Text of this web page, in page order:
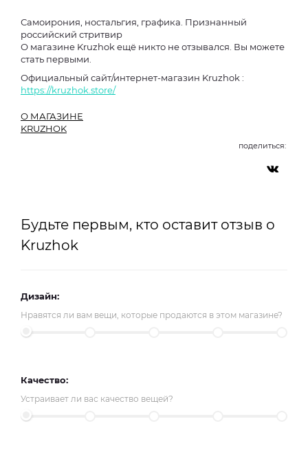
Самоирония, ностальгия, графика. Признанный
российский стритвир
О магазине Kruzhok ещё никто не отзывался. Вы можете
стать первыми.
Официальный сайт/интернет-магазин Kruzhok :
https://kruzhok.store/
О МАГАЗИНЕ
KRUZHOK
поделиться:
Будьте первым, кто оставит отзыв о
Kruzhok
Дизайн:
Нравятся ли вам вещи, которые продаются в этом магазине?
Качество:
Устраивает ли вас качество вещей?